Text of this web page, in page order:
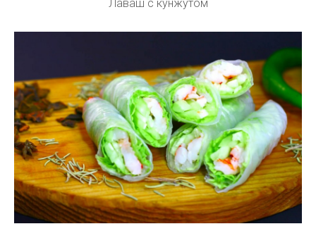
Лаваш с кунжутом